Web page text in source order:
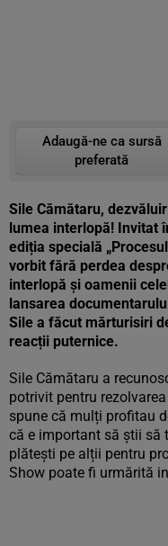
Adaugă-ne ca sursă
preferată
Sile Cămătaru,
lumea interlopă! Invitat
ediția specială
vorbit fără perdea
interlopă și oamenii
lansarea
Sile a făcut mărturisiri
reacții puternice.
Sile Cămătaru a
potrivit pentru
spune că mulți profitau
că e important să știi să
plătești pe alții pentru
Show poate fi urmărită